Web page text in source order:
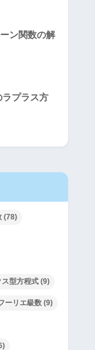
ン関数の解
ラプラス方
(78)
ス型方程式 (9)
ーリエ級数 (9)